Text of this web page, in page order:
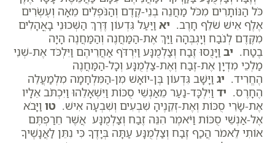
כֹּל הַנּוֹתָרִים מִכֹּל מַחֲנֵה בְנֵי-קֶדֶם וְהַנֹּפְלִים מֵאָה וְעֶשְׂרִים
אֶלֶף אִישׁ שֹׁלֵף חָרֶב. יא וַיַּעַל גִּדְעוֹן דֶּרֶךְ הַשְּׁכוּנֵי בָאֳהָלִים
מִקֶּדֶם לְנֹבַח וְיָגְבְּהָה וַיַּךְ אֶת-הַמַּחֲנֶה וְהַמַּחֲנֶה הָיָה
בֶטַח. יב וַיָּנֻסוּ זֶבַח וְצַלְמֻנָּע וַיִּרְדֹּף אַחֲרֵיהֶם וַיִּלְכֹּד אֶת-שְׁנֵי
מַלְכֵי מִדְיָן אֶת-זֶבַח וְאֶת-צַלְמֻנָּע וְכָל-הַמַּחֲנֶה
הֶחֱרִיד. יג וַיָּשָׁב גִּדְעוֹן בֶּן-יוֹאָשׁ מִן-הַמִּלְחָמָה מִלְמַעֲלֵה
הֶחָרֶס. יד וַיִּלְכָּד-נַעַר מֵאַנְשֵׁי סֻכּוֹת וַיִּשְׁאָלֵהוּ וַיִּכְתֹּב אֵלָיו
אֶת-שָׂרֵי סֻכּוֹת וְאֶת-זְקֵנֶיהָ שִׁבְעִים וְשִׁבְעָה אִישׁ. טו וַיָּבֹא
אֶל-אַנְשֵׁי סֻכּוֹת וַיֹּאמֶר הִנֵּה זֶבַח וְצַלְמֻנָּע אֲשֶׁר חֵרַפְתֶּם
אוֹתִי לֵאמֹר הֲכַף זֶבַח וְצַלְמֻנָּע עַתָּה בְּיָדֶךָ כִּי נִתֵּן לַאֲנָשֶׁיךָ